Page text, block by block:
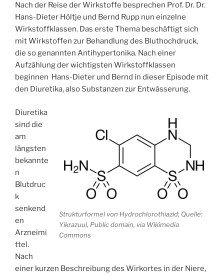
Nach der Reise der Wirkstoffe besprechen Prof. Dr. Dr.
Hans-Dieter Höltje und Bernd Rupp nun einzelne
Wirkstoffklassen. Das erste Thema beschäftigt sich
mit Wirkstoffen zur Behandlung des Bluthochdruck,
die so genannten Antihypertonika. Nach einer
Aufzählung der wichtigsten Wirkstoffklassen
beginnen Hans-Dieter und Bernd in dieser Episode mit
den Diuretika, also Substanzen zur Entwässerung.
Strukturformel von Hydrochlorothiazid; Quelle:
Yikrazuul, Public domain, via Wikimedia
Commons
Diuretika
sind die
am
längsten
bekannte
n
Blutdruc
k
senkend
en
Arzneimi
ttel.
Nach
einer kurzen Beschreibung des Wirkortes in der Niere,